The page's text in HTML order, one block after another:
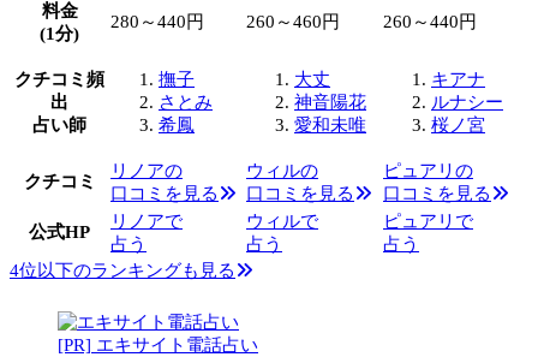
料金
(1分)
280～440円 260～460円 260～440円
クチコミ頻
出
占い師
撫子
さとみ
希鳳
大丈
神音陽花
愛和未唯
キアナ
ルナシー
桜ノ宮
クチコミ
リノアの
口コミを見る
ウィルの
口コミを見る
ピュアリの
口コミを見る
公式HP
リノアで
占う
ウィルで
占う
ピュアリで
占う
4位以下のランキングも見る
[PR] エキサイト電話占い